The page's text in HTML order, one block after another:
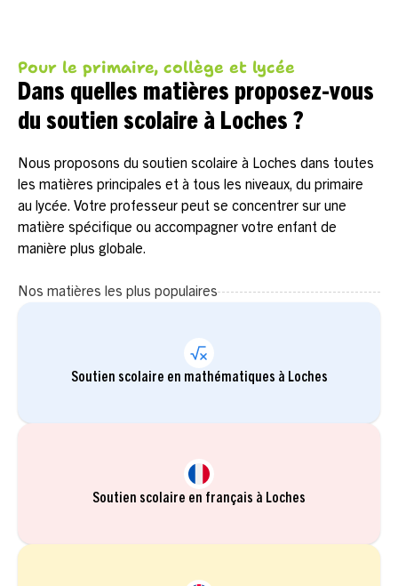
Pour le primaire, collège et lycée
Dans quelles matières proposez-vous
du soutien scolaire à Loches ?
Nous proposons du soutien scolaire à Loches dans toutes
les matières principales et à tous les niveaux, du primaire
au lycée. Votre professeur peut se concentrer sur une
matière spécifique ou accompagner votre enfant de
manière plus globale.
Nos matières les plus populaires
Soutien scolaire en mathématiques à Loches
Soutien scolaire en français à Loches